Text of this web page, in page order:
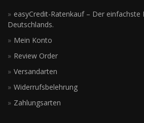
easyCredit-Ratenkauf – Der einfachste
Deutschlands.
Mein Konto
Review Order
Versandarten
Widerrufsbelehrung
Zahlungsarten